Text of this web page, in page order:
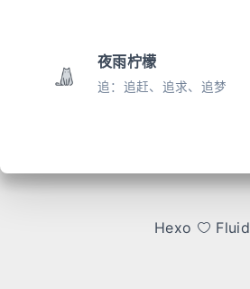
夜雨柠檬
追：追赶、追求、追梦
Hexo Fluid